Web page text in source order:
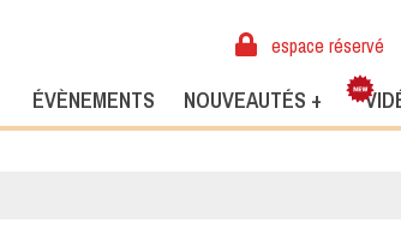
espace réservé
ÉVÈNEMENTS NOUVEAUTÉS +